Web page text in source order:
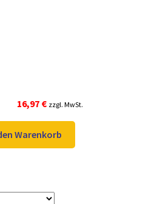
Ursprünglicher
Preis
war:
21,98 €
16,97 €Aktueller
Preis
ist:
16,97 €.
zzgl. MwSt.
Warenkorb